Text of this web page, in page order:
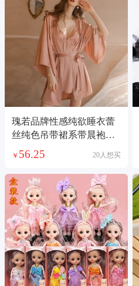
瑰若品牌性感纯欲睡衣蕾
丝纯色吊带裙系带晨袍外
袍家居服套装1690
￥ 56.25 20人想买